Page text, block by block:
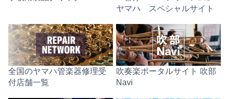
ヤマハ スペシャルサイト
全国のヤマハ管楽器修理受
付店舗一覧
吹奏楽ポータルサイト 吹部
Navi